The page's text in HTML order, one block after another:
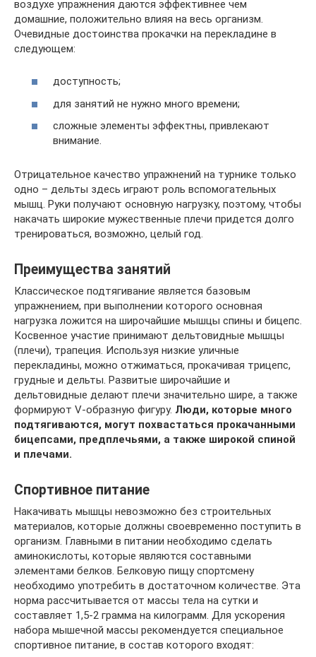
воздухе упражнения даются эффективнее чем
домашние, положительно влияя на весь организм.
Очевидные достоинства прокачки на перекладине в
следующем:
доступность;
для занятий не нужно много времени;
сложные элементы эффектны, привлекают
внимание.
Отрицательное качество упражнений на турнике только
одно – дельты здесь играют роль вспомогательных
мышц. Руки получают основную нагрузку, поэтому, чтобы
накачать широкие мужественные плечи придется долго
тренироваться, возможно, целый год.
Преимущества занятий
Классическое подтягивание является базовым
упражнением, при выполнении которого основная
нагрузка ложится на широчайшие мышцы спины и бицепс.
Косвенное участие принимают дельтовидные мышцы
(плечи), трапеция. Используя низкие уличные
перекладины, можно отжиматься, прокачивая трицепс,
грудные и дельты. Развитые широчайшие и
дельтовидные делают плечи значительно шире, а также
формируют V-образную фигуру. Люди, которые много
подтягиваются, могут похвастаться прокачанными
бицепсами, предплечьями, а также широкой спиной
и плечами.
Спортивное питание
Накачивать мышцы невозможно без строительных
материалов, которые должны своевременно поступить в
организм. Главными в питании необходимо сделать
аминокислоты, которые являются составными
элементами белков. Белковую пищу спортсмену
необходимо употребить в достаточном количестве. Эта
норма рассчитывается от массы тела на сутки и
составляет 1,5-2 грамма на килограмм. Для ускорения
набора мышечной массы рекомендуется специальное
спортивное питание, в состав которого входят: